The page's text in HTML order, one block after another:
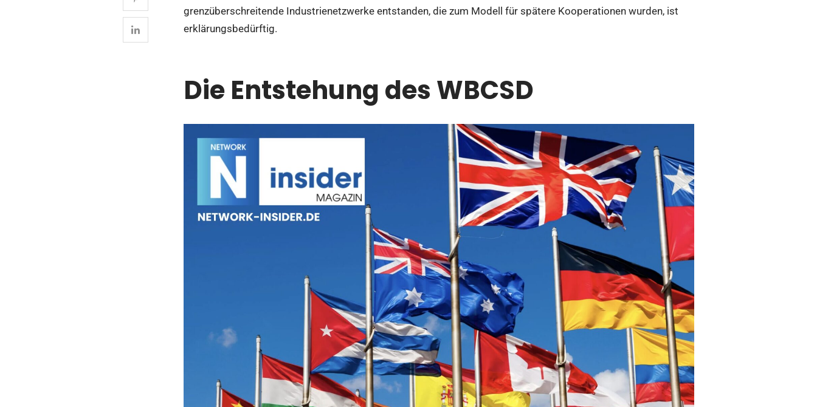
grenzüberschreitende Industrienetzwerke entstanden, die zum Modell für spätere Kooperationen wurden, ist
erklärungsbedürftig.
Die Entstehung des WBCSD